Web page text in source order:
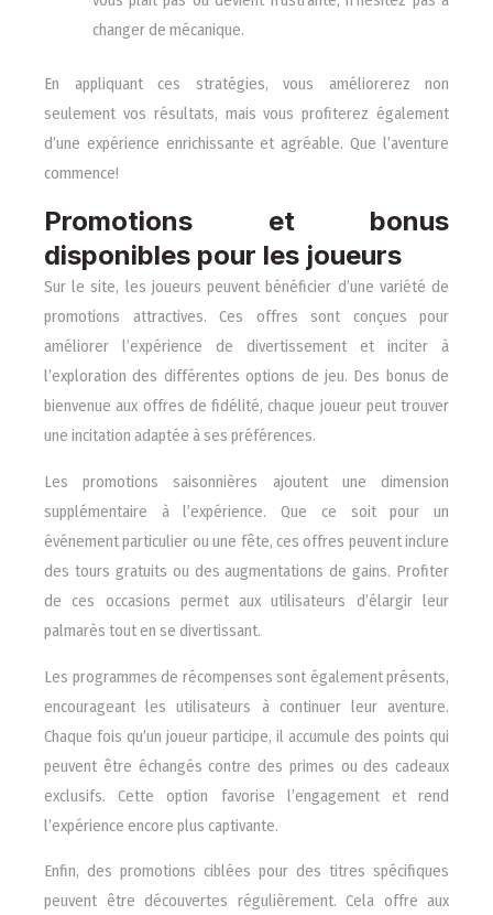
changer de mécanique.
En appliquant ces stratégies, vous améliorerez non
seulement vos résultats, mais vous profiterez également
d’une expérience enrichissante et agréable. Que l’aventure
commence!
Promotions et bonus
disponibles pour les joueurs
Sur le site, les joueurs peuvent bénéficier d’une variété de
promotions attractives. Ces offres sont conçues pour
améliorer l’expérience de divertissement et inciter à
l’exploration des différentes options de jeu. Des bonus de
bienvenue aux offres de fidélité, chaque joueur peut trouver
une incitation adaptée à ses préférences.
Les promotions saisonnières ajoutent une dimension
supplémentaire à l’expérience. Que ce soit pour un
événement particulier ou une fête, ces offres peuvent inclure
des tours gratuits ou des augmentations de gains. Profiter
de ces occasions permet aux utilisateurs d’élargir leur
palmarès tout en se divertissant.
Les programmes de récompenses sont également présents,
encourageant les utilisateurs à continuer leur aventure.
Chaque fois qu’un joueur participe, il accumule des points qui
peuvent être échangés contre des primes ou des cadeaux
exclusifs. Cette option favorise l’engagement et rend
l’expérience encore plus captivante.
Enfin, des promotions ciblées pour des titres spécifiques
peuvent être découvertes régulièrement. Cela offre aux